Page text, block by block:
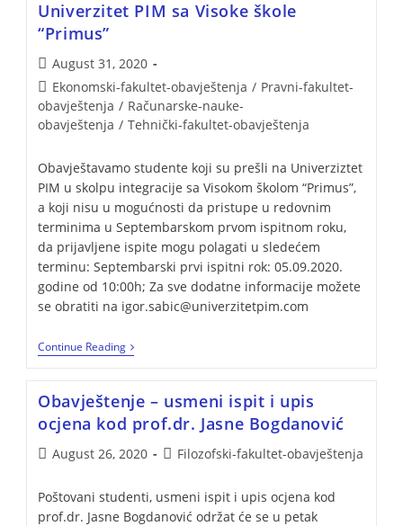
Univerzitet PIM sa Visoke škole
“Primus”
August 31, 2020
Ekonomski-fakultet-obavještenja / Pravni-fakultet-
obavještenja / Računarske-nauke-
obavještenja / Tehnički-fakultet-obavještenja
Obavještavamo studente koji su prešli na Univerziztet
PIM u skolpu integracije sa Visokom školom “Primus”,
a koji nisu u mogućnosti da pristupe u redovnim
terminima u Septembarskom prvom ispitnom roku,
da prijavljene ispite mogu polagati u sledećem
terminu: Septembarski prvi ispitni rok: 05.09.2020.
godine od 10:00h; Za sve dodatne informacije možete
se obratiti na igor.sabic@univerzitetpim.com
Continue Reading
Obavještenje – usmeni ispit i upis
ocjena kod prof.dr. Jasne Bogdanović
August 26, 2020 Filozofski-fakultet-obavještenja
Poštovani studenti, usmeni ispit i upis ocjena kod
prof.dr. Jasne Bogdanović održat će se u petak